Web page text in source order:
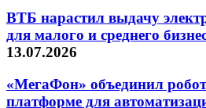
ВТБ нарастил выдачу
для малого и среднего
13.07.2026
«МегаФон» объединил
платформе для